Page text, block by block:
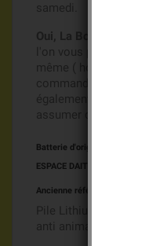
samedi.
Oui, La Boutique des
l'on vous promet
même ( hors week end
commande passée
également les stocks
assumer cet engagement.
Batterie d'origine DAITEM Batli
ESPACE DAITEM
Ancienne référence pour Batli05 :
Pile Lithium Batli05
anti animaux